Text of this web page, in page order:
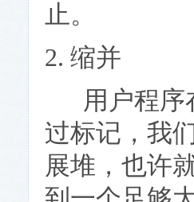
止。
2. 缩并
用户程序
过标记，我
展堆，也许